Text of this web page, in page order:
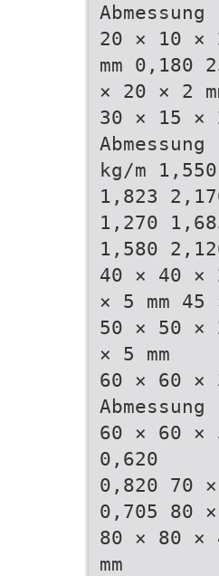
20 × 10 ×
mm 0,180
× 20 × 2
30 × 15 ×
Abmessung
kg/m
1,823
1,270
1,580
40 × 40 ×
× 5 mm
50 × 50 ×
× 5 mm
60 × 60 ×
Abmessung
60 × 60 ×
0,620
0,820 70
0,705 80
80 × 80 ×
mm